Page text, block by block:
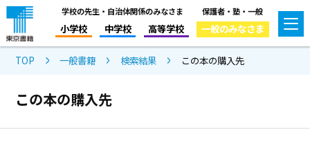
学校の先生・自治体関係のみなさま
小学校 中学校 高等学校
保護者・塾・一般
一般のみなさま
TOP 一般書籍 検索結果 この本の購入先
この本の購入先